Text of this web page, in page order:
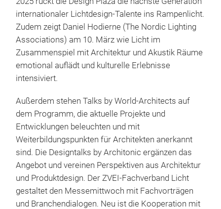
internationaler Lichtdesign-Talente ins Rampenlicht.
Zudem zeigt Daniel Hodierne (The Nordic Lighting
Associations) am 10. März wie Licht im
Zusammenspiel mit Architektur und Akustik Räume
emotional auflädt und kulturelle Erlebnisse
intensiviert.
Außerdem stehen Talks by World-Architects auf
dem Programm, die aktuelle Projekte und
Entwicklungen beleuchten und mit
Weiterbildungspunkten für Architekten anerkannt
sind. Die Designtalks by Architonic ergänzen das
Angebot und vereinen Perspektiven aus Architektur
und Produktdesign. Der ZVEI-Fachverband Licht
gestaltet den Messemittwoch mit Fachvorträgen
und Branchendialogen. Neu ist die Kooperation mit